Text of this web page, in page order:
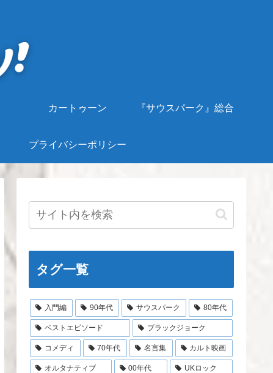
カートゥーン 『サウスパーク』総合
プライバシーポリシー
タグ一覧
入門編 90年代 サウスパーク 80年代
ベストエピソード ブラックジョーク
コメディ 70年代 名言集 カルト映画
オルタナティブ 00年代 UKロック